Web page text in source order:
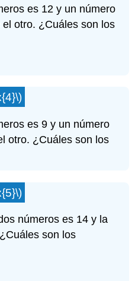
es 12 y un número
otro. ¿Cuáles son los
es 9 y un número
otro. ¿Cuáles son los
números es 14 y la
son los